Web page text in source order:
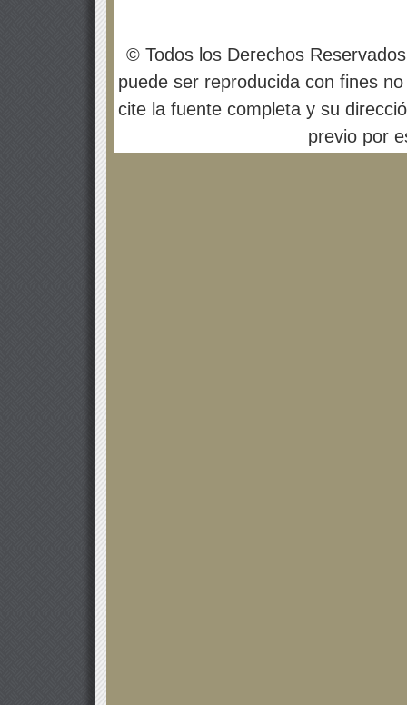
© Todos los Derechos
puede ser reproducida con fines
cite la fuente completa y su
previo por